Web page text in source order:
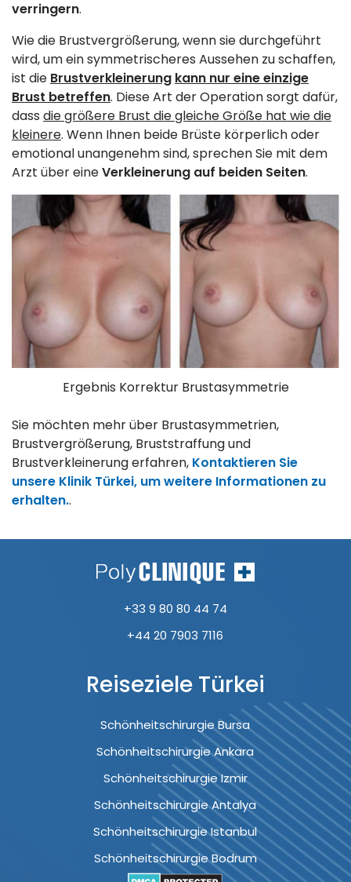
verringern.
Wie die Brustvergrößerung, wenn sie durchgeführt
wird, um ein symmetrischeres Aussehen zu schaffen,
ist die Brustverkleinerung kann nur eine einzige
Brust betreffen. Diese Art der Operation sorgt dafür,
dass die größere Brust die gleiche Größe hat wie die
kleinere. Wenn Ihnen beide Brüste körperlich oder
emotional unangenehm sind, sprechen Sie mit dem
Arzt über eineVerkleinerung auf beiden Seiten.
Ergebnis Korrektur Brustasymmetrie
Sie möchten mehr über Brustasymmetrien,
Brustvergrößerung, Bruststraffung und
Brustverkleinerung erfahren, Kontaktieren Sie
unsere Klinik Türkei, um weitere Informationen zu
erhalten..
+33 9 80 80 44 74
+44 20 7903 7116
Reiseziele Türkei
Schönheitschirurgie Bursa
Schönheitschirurgie Ankara
Schönheitschirurgie Izmir
Schönheitschirurgie Antalya
Schönheitschirurgie Istanbul
Schönheitschirurgie Bodrum